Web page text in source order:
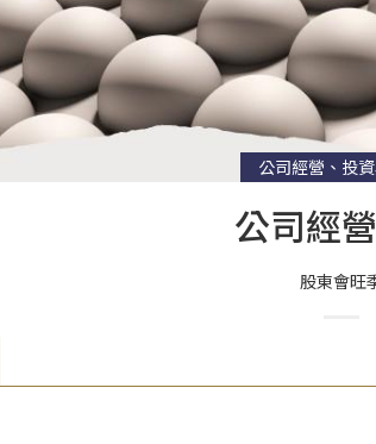
公司經營、投
公司經
股東會旺